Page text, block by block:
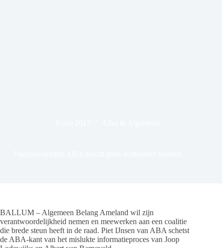
BALLUM – Algemeen Belang Ameland wil zijn
verantwoordelijkheid nemen en meewerken aan een coalitie
die brede steun heeft in de raad. Piet IJnsen van ABA schetst
de ABA-kant van het mislukte informatieproces van Joop